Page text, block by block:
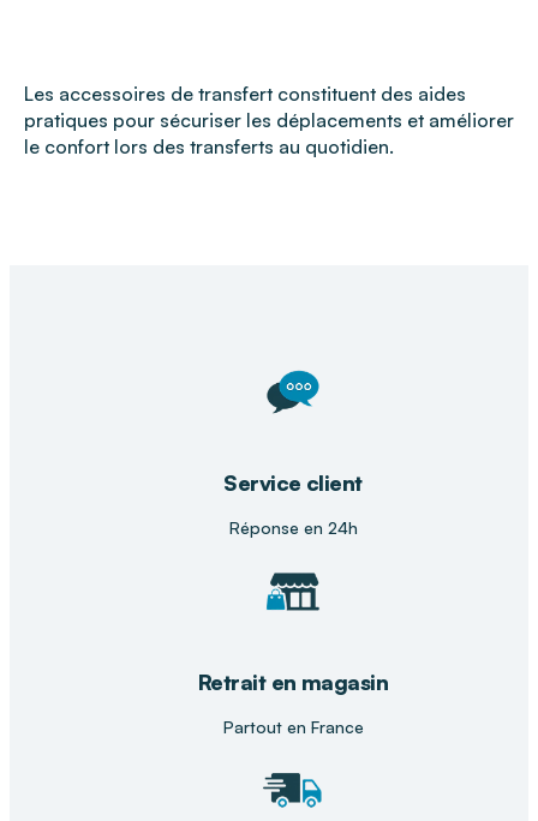
Les accessoires de transfert constituent des aides
pratiques pour sécuriser les déplacements et améliorer
le confort lors des transferts au quotidien.
Service client
Réponse en 24h
Retrait en magasin
Partout en France